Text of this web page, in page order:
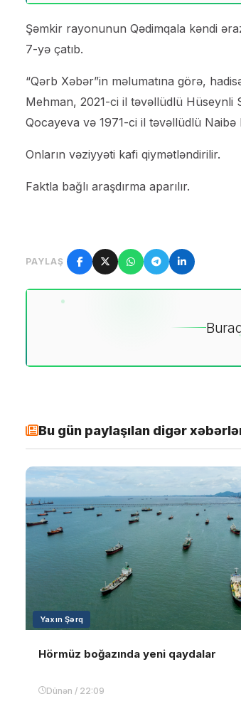
Şəmkir rayonunun Qədimqala kəndi
7-yə çatıb.
“Qərb Xəbər”in məlumatına görə,
Mehman, 2021-ci il təvəllüdlü
Qocayeva və 1971-ci il təvəllüdlü
Onların vəziyyəti kafi qiymətləndirilir.
Faktla bağlı araşdırma aparılır.
PAYLAŞ
Bu gün paylaşılan digər
Yaxın Şərq
Hörmüz boğazında yeni qaydalar
Dünən / 22:09